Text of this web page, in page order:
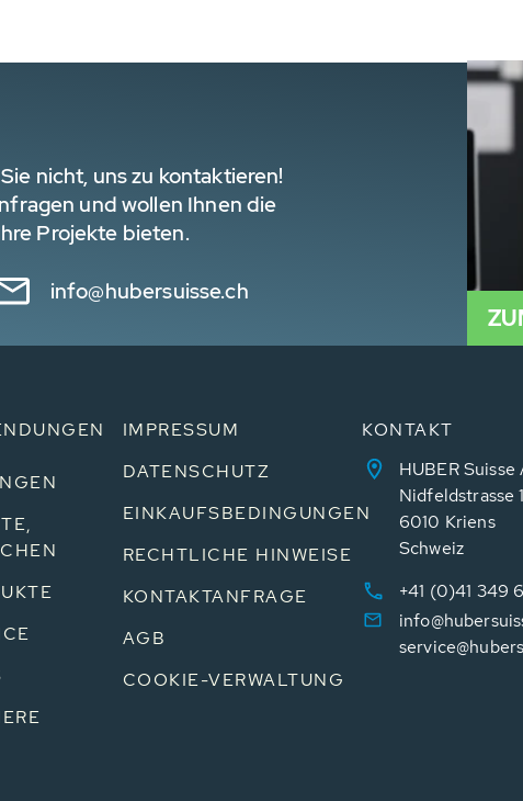
nicht, uns zu kontaktieren!
und wollen Ihnen die
Projekte bieten.
info@hubersuisse.ch
IMPRESSUM
DATENSCHUTZ
EINKAUFSBEDINGUNGEN
RECHTLICHE HINWEISE
KONTAKTANFRAGE
AGB
COOKIE-VERWALTUNG
KONTAKT
HUBER Suisse
Nidfeldstrasse 1
6010 Kriens
Schweiz
+41 (0)41 349